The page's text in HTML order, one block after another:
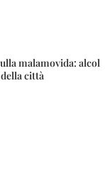
malamovida: alcol
città